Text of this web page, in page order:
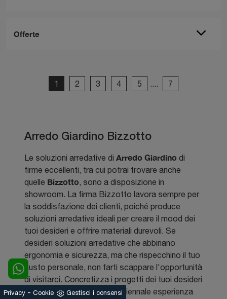
Offerte
1 2 3 4 5 .... 7
Arredo Giardino Bizzotto
Le soluzioni arredative di Arredo Giardino di
firme eccellenti, tra cui potrai trovare anche
quelle Bizzotto, sono a disposizione in
showroom. La firma Bizzotto lavora sempre per
la soddisfazione dei clienti, poiché produce
soluzioni arredative ideali per creare il mood dei
tuoi desideri e offrire materiali durevoli. Se
desideri soluzioni arredative che abbinano
ergonomia e sicurezza, ma che rispecchino il tuo
gusto personale, non farti scappare l'opportunità
di visitarci. Concretizza i progetti dei tuoi desideri
insieme a noi e la nostra pluriennale esperienza
Privacy - Cookie Gestisci i consensi